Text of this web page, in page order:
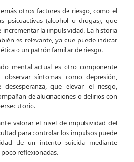
otros factores de riesgo, como el
psicoactivas (alcohol o drogas), que
incrementar la impulsividad. La historia
es relevante, ya que puede indicar
o un patrón familiar de riesgo.
mental actual es otro componente
observar síntomas como depresión,
que elevan el riesgo,
de alucinaciones o delirios con
valorar el nivel de impulsividad del
para controlar los impulsos puede
de un intento suicida mediante
reflexionadas.